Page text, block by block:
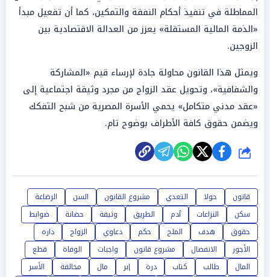
المماطلة في تنفيذ أحكام النفقة والتمكين، كما أن تفعيل مبدأ
«الذمة المالية المستقلة» يعزز من العدالة الاقتصادية بين
الزوجين.
ويمثل هذا القانون محاولة جادة لإرساء قيم «المشاركة
والشفافية»، وتحويل عقد الزواج من مجرد وثيقة اجتماعية إلى
«عقد مدني متكامل» يحمي الأسرة المصرية من شبح التفكك
ويضمن حقوق كافة الأطراف بوضوح تام.
شارك
قانون حولا التعدي مشروع القانون السن
الرضاعة
سكن
النزاعات آدم الطريق وثيقة حضانة
ضوابط
حقوق
هدف الملح حكم دعاوي الزواج
داره
الأجور
الانفصال مشروع قانون واجبات الوفاة
قطع
المال
طالب كتاب درة إبر مال مخالفة
الأسر